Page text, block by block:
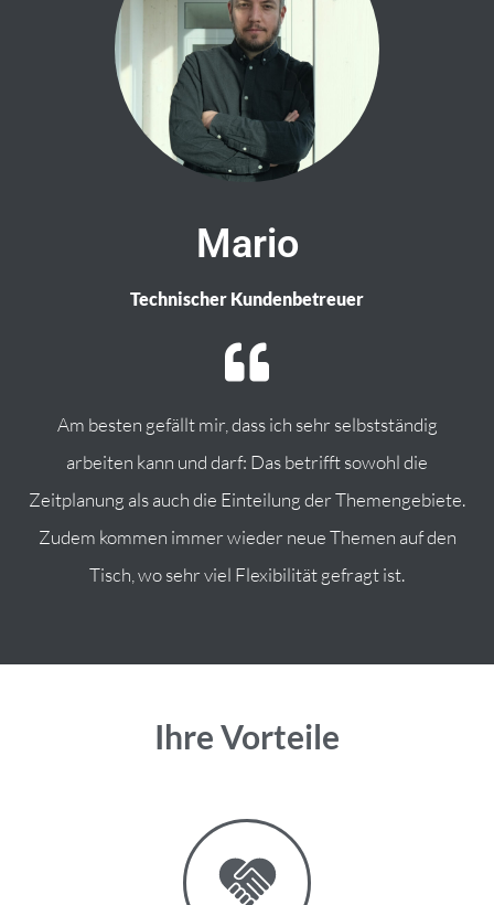
Mario
Technischer Kundenbetreuer
Am besten gefällt mir, dass ich sehr selbstständig
arbeiten kann und darf: Das betrifft sowohl die
Zeitplanung als auch die Einteilung der Themengebiete.
Zudem kommen immer wieder neue Themen auf den
Tisch, wo sehr viel Flexibilität gefragt ist.
Ihre Vorteile